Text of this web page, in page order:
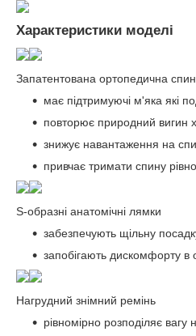
Характеристики моделі
Запатентована ортопедична
має підтримуючі м'яка які
повторює природний вигин
знижує навантаження на
привчає тримати спину
S-образні анатомічні лямки
забезпечують щільну
запобігають дискомфорту в
Нагрудний знімний ремінь
рівномірно розподіляє вагу